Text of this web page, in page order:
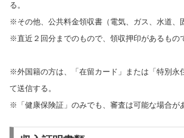
る。
※その他、公共料金領収書（電気、ガス、水道、
※直近２回分までのもので、領収押印があるもの
※外国籍の方は、「在留カード」または「特別永
て送信する。
※「健康保険証」のみでも、審査は可能な場合が